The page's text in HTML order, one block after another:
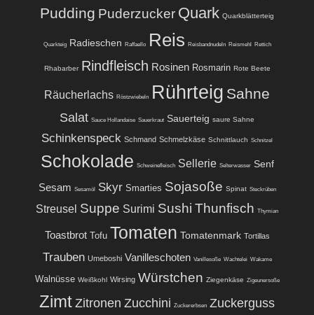
Pudding Puderzucker Quark Quarkblätterteig
Quarkteig Radieschen Raffaello Reis Reisbandnudeln Reismehl Rettich
Rhabarber Rindfleisch Rosinen Rosmarin Rote Beete
Räucherlachs Röstzwiebeln Rührteig Sahne
Salat Sauce Hollandaise Sauerkraut Sauerteig saure Sahne
Schinkenspeck Schmand Schmelzkäse Schnittlauch Schnitzel
Schokolade Schweinefleisch Sellerie Selterwasser Senf
Sesam Sesamöl Skyr Smarties Sojasoße Spinat Steckrüben
Streusel Suppe Surimi Sushi Thunfisch Thymian
Toastbrot Tofu Tomaten Tomatenmark Tortillas
Trauben Umeboshi Vanilleschoten Vanillesoße Wachtelei Wakame
Walnüsse Weißkohl Wirsing Würstchen Ziegenkäse Zigeunersoße
Zimt Zitronen Zucchini Zuckererbsen Zuckerguss